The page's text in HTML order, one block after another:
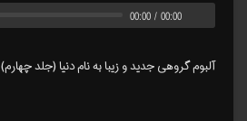
00:00/00:00
آلبوم گروهی جدید و زیبا به نام دنیا (جلد چهارم)